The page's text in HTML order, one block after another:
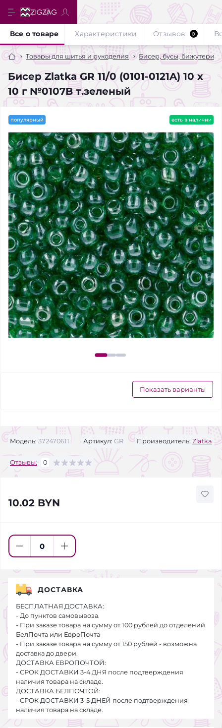
Товары для шитья и рукоделия Бисер, бусы, бижутерия
Бисер Zlatka GR 11/0 (0101-0121A) 10 х
10 г №0107B т.зеленый
Все о товаре Характеристики Отзывов 0
популярный есть в наличии
Показать варианты
Модель: 372470611 Артикул: GR Производитель: Zlatka
Отзывы: 0
10.02 BYN
ДОСТАВКА
БЕСПЛАТНАЯ ДОСТАВКА:
- До пунктов самовывоза.
- При заказе товара на сумму от 100 рублей до отделений
БелПочта или ЕвроПочта
- При заказе товара на сумму от 150 рублей - возможна
доставка до двери.
ДОСТАВКА ЕВРОПОЧТОЙ:
- СРОК ДОСТАВКИ 3-4 ДНЯ после подтверждения
наличия товара на складе.
ДОСТАВКА БЕЛПОЧТОЙ:
- СРОК ДОСТАВКИ 3-5 ДНЕЙ после подтверждения
наличия товара на складе.